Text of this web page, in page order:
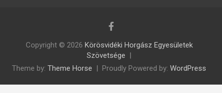
Copyright © 2026 Körösvidéki Horgász Egyesületek
Szövetsége
Theme by: Theme Horse Proudly Powered by: WordPress